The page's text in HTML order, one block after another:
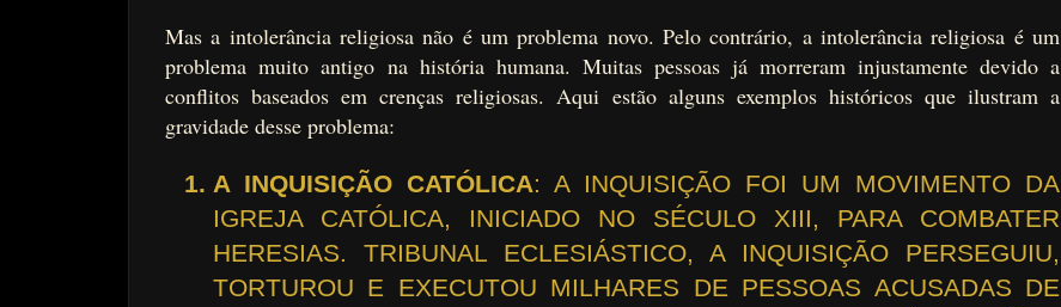
Mas a intolerância religiosa não é um problema novo. Pelo contrário, a intolerância religiosa é um
problema muito antigo na história humana. Muitas pessoas já morreram injustamente devido a
conflitos baseados em crenças religiosas. Aqui estão alguns exemplos históricos que ilustram a
gravidade desse problema:
A INQUISIÇÃO CATÓLICA: A INQUISIÇÃO FOI UM MOVIMENTO DA
IGREJA CATÓLICA, INICIADO NO SÉCULO XIII, PARA COMBATER
HERESIAS. TRIBUNAL ECLESIÁSTICO, A INQUISIÇÃO PERSEGUIU,
TORTUROU E EXECUTOU MILHARES DE PESSOAS ACUSADAS DE